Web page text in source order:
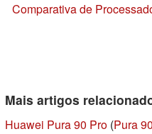
Comparativa de
Mais artigos
Huawei Pura 90 Pro (Pura